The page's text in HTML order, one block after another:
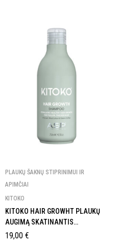
PLAUKŲ ŠAKNŲ STIPRINIMUI IR
APIMČIAI
KITOKO
KITOKO HAIR GROWHT PLAUKŲ
AUGIMĄ SKATINANTIS
ŠAMPŪNAS
19,00 €